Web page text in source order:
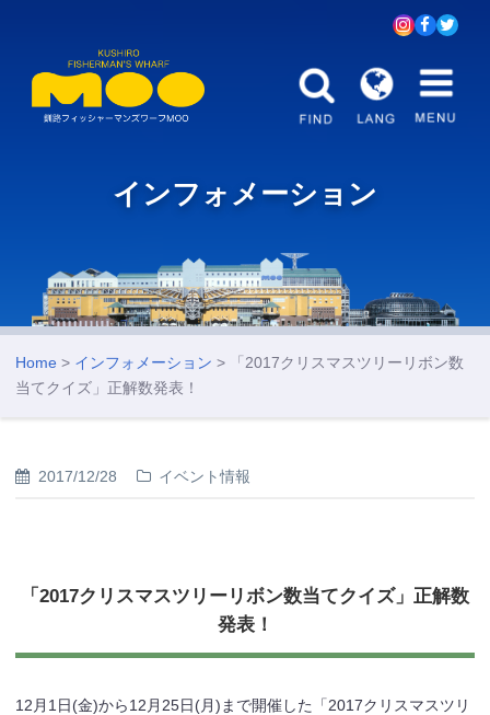
インフォメーション
Home > インフォメーション > 「2017クリスマスツリーリボン数
当てクイズ」正解数発表！
2017/12/28 イベント情報
「2017クリスマスツリーリボン数当てクイズ」正解数
発表！
12月1日(金)から12月25日(月)まで開催した「2017クリスマスツリ